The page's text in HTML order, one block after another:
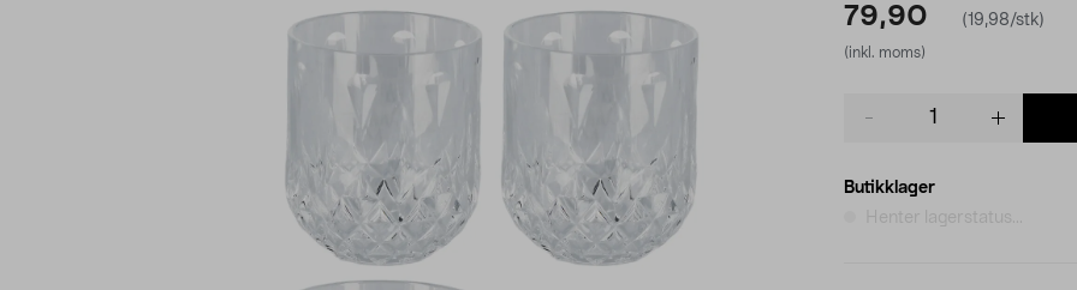
79,90 (19,98/stk)
(inkl. moms)
Butikklager
Henter lagerstatus...